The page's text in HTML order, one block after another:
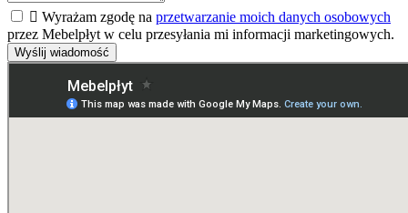
 Wyrażam zgodę na przetwarzanie moich danych osobowych
przez Mebelpłyt w celu przesyłania mi informacji marketingowych.